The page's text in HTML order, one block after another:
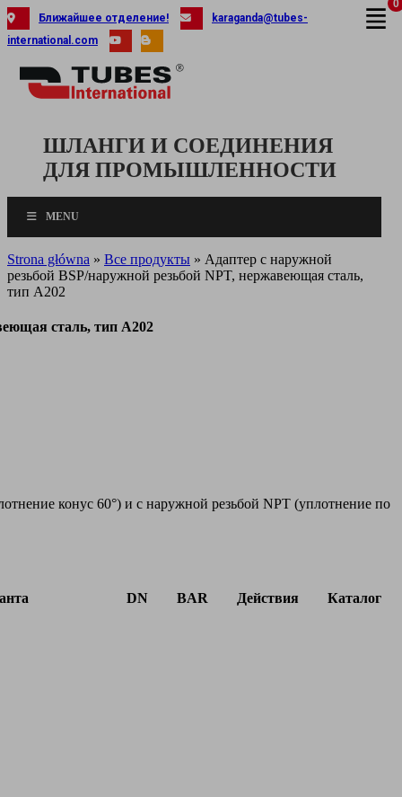
Skip
to
content
Ближайшее отделение!
karaganda@tubes-
international.com
ШЛАНГИ И СОЕДИНЕНИЯ
ДЛЯ ПРОМЫШЛЕННОСТИ
MENU
Strona główna » Все продукты » Адаптер с наружной
резьбой BSP/наружной резьбой NPT, нержавеющая сталь,
тип A202
сталь, тип A202
конус 60°) и с наружной резьбой NPT (уплотнение по
DN BAR Действия Каталог
0